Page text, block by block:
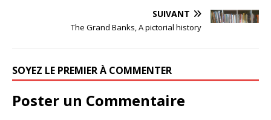
SUIVANT
The Grand Banks, A pictorial history
SOYEZ LE PREMIER À COMMENTER
Poster un Commentaire